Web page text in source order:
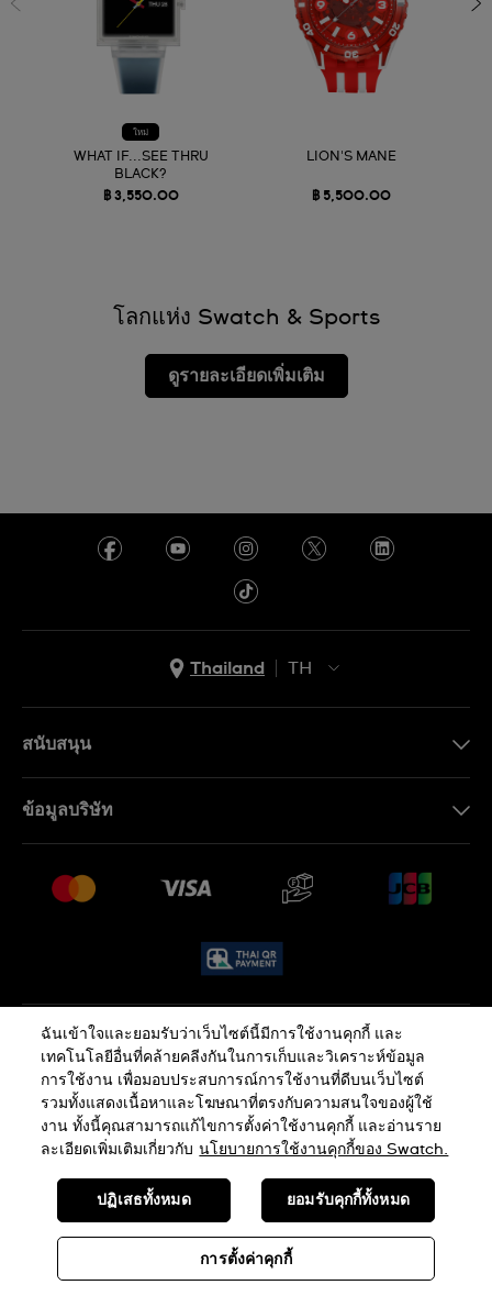
ใหม่
WHAT IF...SEE THRU
BLACK?
฿ 3,550.00
LION'S MANE
฿ 5,500.00
โลกแห่ง Swatch & Sports
ดูรายละเอียดเพิ่มเติม
Thailand
TH
สนับสนุน
คำถามที่พบบ่อย (FAQ)
เงื่อนไขหลังการขาย
ข้อมูลบริษัท
งาน
นโยบายความเป็นส่วนตัว นโยบายคุกกี้
ข้อกำหนดและเงื่อนไข
SWISS MADE
ฉันเข้าใจและยอมรับว่าเว็บไซต์นี้มีการใช้งานคุกกี้ และ
เทคโนโลยีอื่นที่คล้ายคลีงกันในการเก็บและวิเคราะห์ข้อมูล
การใช้งาน เพื่อมอบประสบการณ์การใช้งานที่ดีบนเว็บไซต์
รวมทั้งแสดงเนื้อหาและโฆษณาที่ตรงกับความสนใจของผู้ใช้
งาน ทั้งนี้คุณสามารถแก้ไขการตั้งค่าใช้งานคุกกี้ และอ่านราย
ละเอียดเพิ่มเติมเกี่ยวกับ นโยบายการใช้งานคุกกี้ของ Swatch.
การตั้งค่าคุกกี้
ปฏิเสธทั้งหมด ยอมรับคุกกี้ทั้งหมด